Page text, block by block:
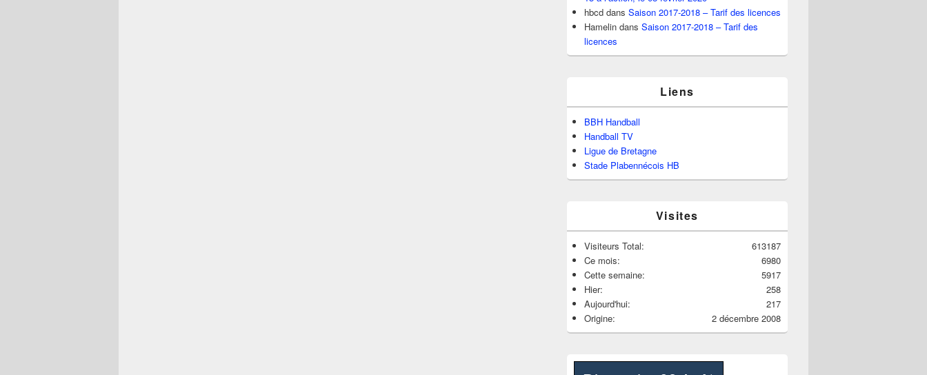
hbcd dans Saison 2017-2018 – Tarif des licences
Hamelin dans Saison 2017-2018 – Tarif des
licences
Liens
BBH Handball
Handball TV
Ligue de Bretagne
Stade Plabennécois HB
Visites
613187
Visiteurs Total:
6980
Ce mois:
5917
Cette semaine:
258
Hier:
217
Aujourd'hui:
2 décembre 2008
Origine: